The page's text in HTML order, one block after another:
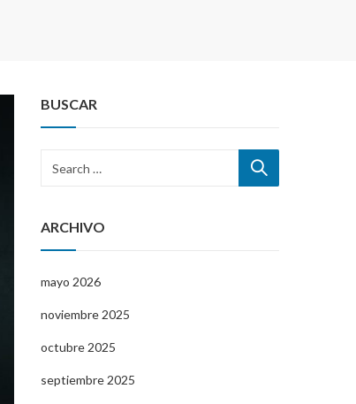
BUSCAR
ARCHIVO
mayo 2026
noviembre 2025
octubre 2025
septiembre 2025